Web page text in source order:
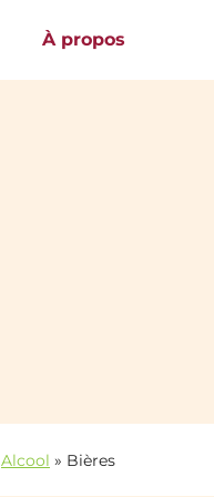
À propos
Alcool » Bières